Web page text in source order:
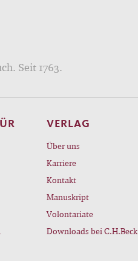
Seit 1763.
VERLAG
Über uns
Karriere
Kontakt
Manuskript
Volontariate
Downloads bei C.H.Beck